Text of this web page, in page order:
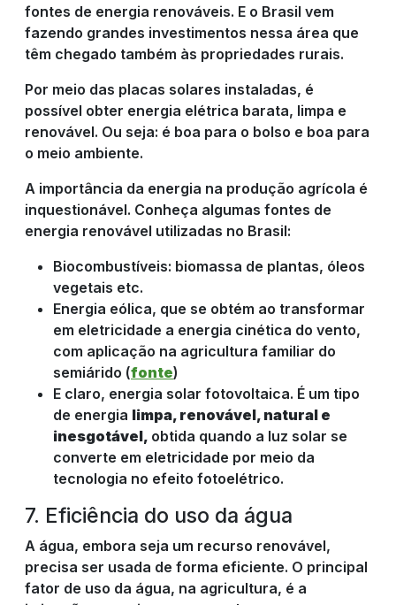
fontes de energia renováveis. E o Brasil vem
fazendo grandes investimentos nessa área que
têm chegado também às propriedades rurais.
Por meio das placas solares instaladas, é
possível obter energia elétrica barata, limpa e
renovável. Ou seja: é boa para o bolso e boa para
o meio ambiente.
A importância da energia na produção agrícola é
inquestionável. Conheça algumas fontes de
energia renovável utilizadas no Brasil:
Biocombustíveis: biomassa de plantas, óleos
vegetais etc.
Energia eólica, que se obtém ao transformar
em eletricidade a energia cinética do vento,
com aplicação na agricultura familiar do
semiárido (fonte)
E claro, energia solar fotovoltaica. É um tipo
de energia limpa, renovável, natural e
inesgotável, obtida quando a luz solar se
converte em eletricidade por meio da
tecnologia no efeito fotoelétrico.
7. Eficiência do uso da água
A água, embora seja um recurso renovável,
precisa ser usada de forma eficiente. O principal
fator de uso da água, na agricultura, é a